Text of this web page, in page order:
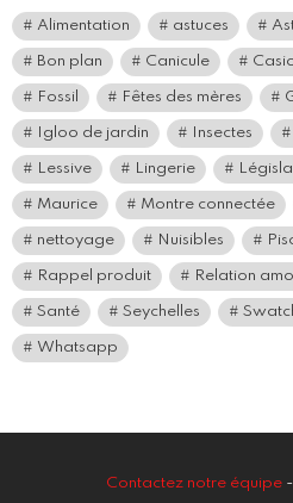
Alimentation astuces
Bon plan Canicule
Fossil Fêtes des mères
Igloo de jardin Insectes
Lessive Lingerie
Maurice Montre connectée
nettoyage Nuisibles
Rappel produit Relation
Santé Seychelles
Whatsapp
Contactez notre équipe -